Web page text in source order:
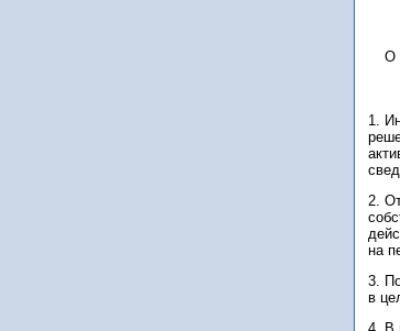
О
1.
2.
на
3.
в